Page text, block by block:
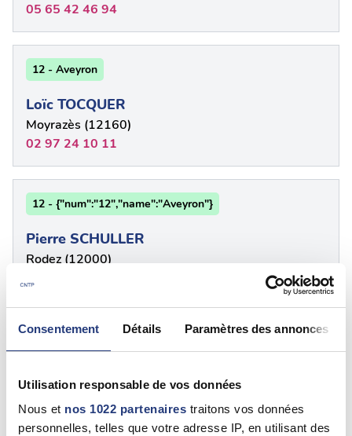
Consentement Détails Paramètres des annonces
Utilisation responsable de vos données
Nous et nos 1022 partenaires traitons vos données
personnelles, telles que votre adresse IP, en utilisant des
05 65 42 46 94
12 - Aveyron
Loïc TOCQUER
Moyrazès (12160)
02 97 24 10 11
12 - {"num":"12","name":"Aveyron"}
Pierre SCHULLER
Rodez (12000)
12 - Aveyron
Millau (12100)
05 65 61 18 19